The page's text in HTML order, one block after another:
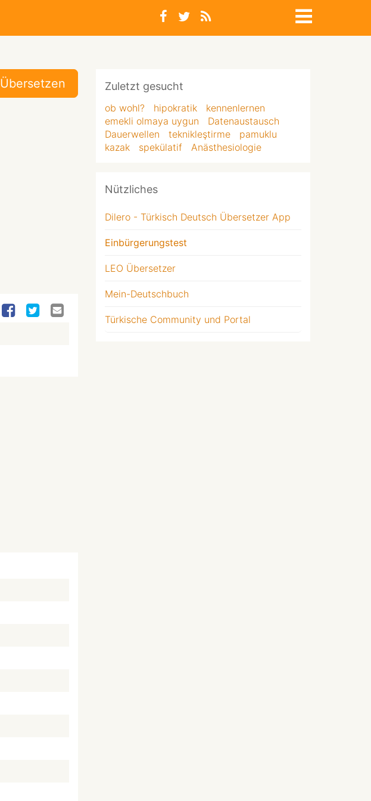
Übersetzen Zuletzt gesucht
ob wohl? hipokratik
kennenlernen
emekli olmaya uygun
Datenaustausch
Dauerwellen
teknikleştirme
pamuklu
kazak
spekülatif Anästhesiologie
Nützliches
Dilero - Türkisch Deutsch Übersetzer App
Einbürgerungstest
LEO Übersetzer
Mein-Deutschbuch
Türkische Community und Portal